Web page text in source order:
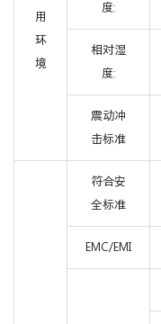
用
环
境
度:
相对湿
度:
震动冲
击标准
符合安
全标准
EMC/EMI